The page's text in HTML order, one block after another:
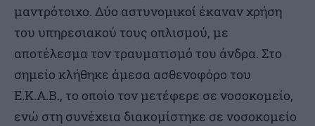
μαντρότοιχο. Δύο αστυνομικοί έκαναν χρήση
του υπηρεσιακού τους οπλισμού, με
αποτέλεσμα τον τραυματισμό του άνδρα. Στο
σημείο κλήθηκε άμεσα ασθενοφόρο του
Ε.Κ.Α.Β., το οποίο τον μετέφερε σε νοσοκομείο,
ενώ στη συνέχεια διακομίστηκε σε νοσοκομείο